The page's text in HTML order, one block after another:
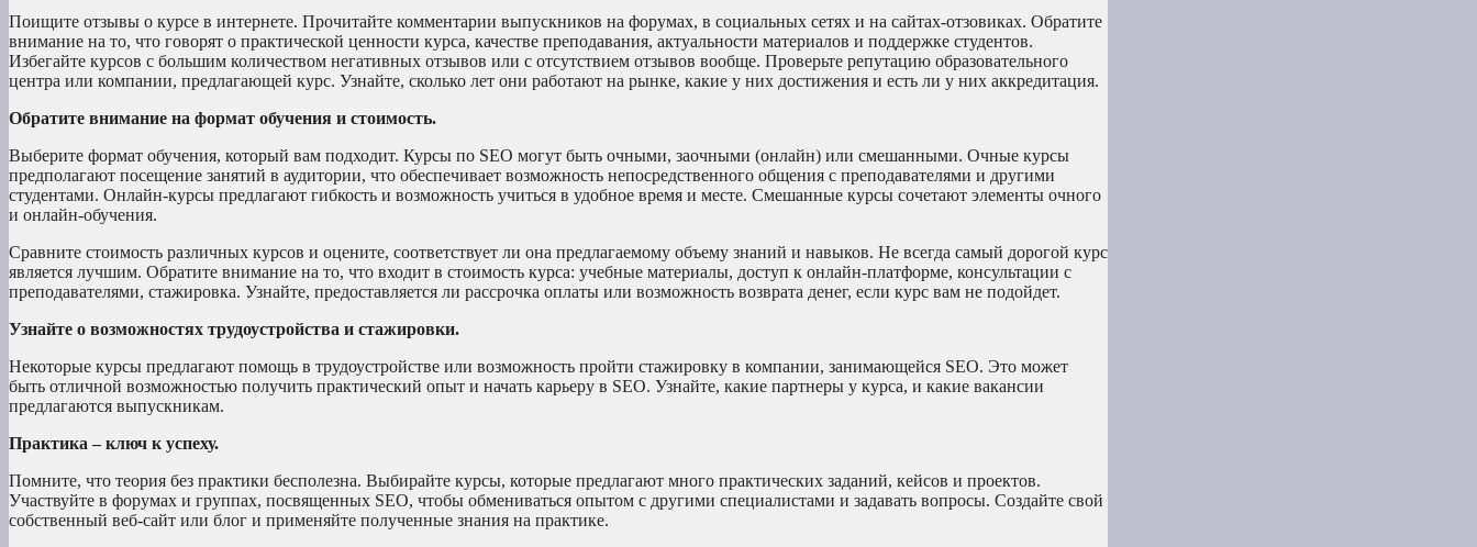
Поищите отзывы о курсе в интернете. Прочитайте комментарии выпускников на форумах, в социальных сетях и на сайтах-отзовиках. Обратите
внимание на то, что говорят о практической ценности курса, качестве преподавания, актуальности материалов и поддержке студентов.
Избегайте курсов с большим количеством негативных отзывов или с отсутствием отзывов вообще. Проверьте репутацию образовательного
центра или компании, предлагающей курс. Узнайте, сколько лет они работают на рынке, какие у них достижения и есть ли у них аккредитация.
Обратите внимание на формат обучения и стоимость.
Выберите формат обучения, который вам подходит. Курсы по SEO могут быть очными, заочными (онлайн) или смешанными. Очные курсы
предполагают посещение занятий в аудитории, что обеспечивает возможность непосредственного общения с преподавателями и другими
студентами. Онлайн-курсы предлагают гибкость и возможность учиться в удобное время и месте. Смешанные курсы сочетают элементы очного
и онлайн-обучения.
Сравните стоимость различных курсов и оцените, соответствует ли она предлагаемому объему знаний и навыков. Не всегда самый дорогой курс
является лучшим. Обратите внимание на то, что входит в стоимость курса: учебные материалы, доступ к онлайн-платформе, консультации с
преподавателями, стажировка. Узнайте, предоставляется ли рассрочка оплаты или возможность возврата денег, если курс вам не подойдет.
Узнайте о возможностях трудоустройства и стажировки.
Некоторые курсы предлагают помощь в трудоустройстве или возможность пройти стажировку в компании, занимающейся SEO. Это может
быть отличной возможностью получить практический опыт и начать карьеру в SEO. Узнайте, какие партнеры у курса, и какие вакансии
предлагаются выпускникам.
Практика – ключ к успеху.
Помните, что теория без практики бесполезна. Выбирайте курсы, которые предлагают много практических заданий, кейсов и проектов.
Участвуйте в форумах и группах, посвященных SEO, чтобы обмениваться опытом с другими специалистами и задавать вопросы. Создайте свой
собственный веб-сайт или блог и применяйте полученные знания на практике.